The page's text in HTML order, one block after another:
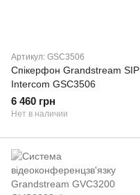
Артикул: GSC3506
Спікерфон Grandstream SIP
Intercom GSC3506
6 460 грн
Нет в наличии